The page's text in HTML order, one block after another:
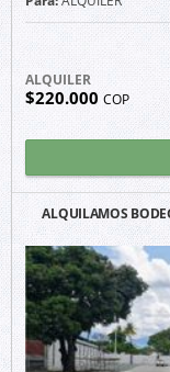
ALQUILER
$220.000 COP
ALQUILAMOS